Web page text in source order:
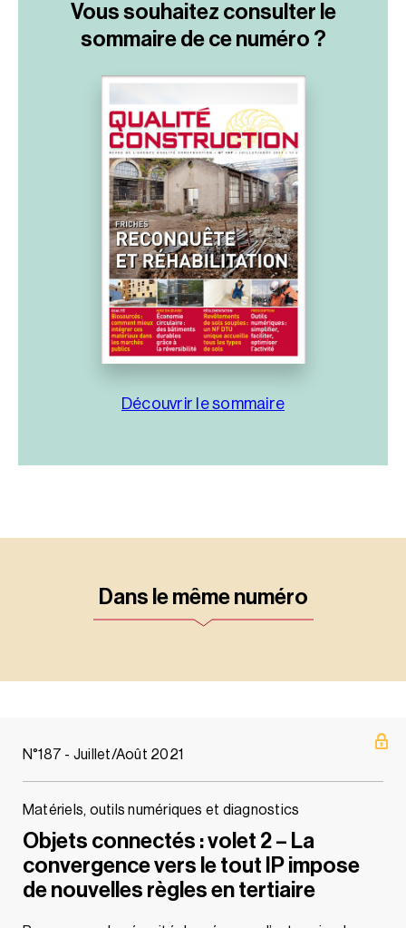
Vous souhaitez consulter le
sommairede ce numéro ?
Découvrir le sommaire
Dans le même numéro
N°187 - Juillet/Août 2021
Matériels, outils numériques et diagnostics
Objets connectés : volet 2 – La
convergence vers le tout IP impose
de nouvelles règles en tertiaire